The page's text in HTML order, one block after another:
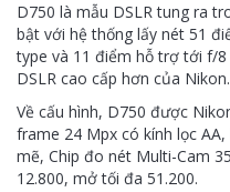
D750 là mẫu DSLR tung ra
bật với hệ thống lấy nét 51
type và 11 điểm hỗ trợ tới f/
DSLR cao cấp hơn của Nikon.
Về cấu hình, D750 được
frame 24 Mpx có kính lọc AA,
mẽ, Chip đo nét Multi-Cam
12.800, mở tối đa 51.200.